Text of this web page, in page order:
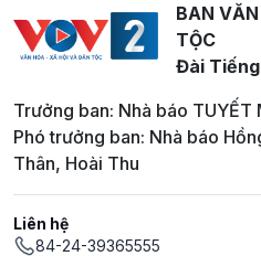
BAN
TỘC
Đài
Trưởng ban: Nhà báo TUYẾT
Phó trưởng ban: Nhà báo
Thân, Hoài Thu
Liên hệ
84-24-39365555